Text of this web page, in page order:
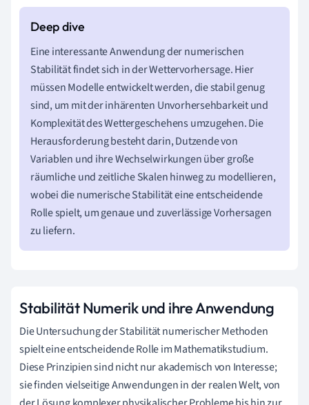
Eine interessante Anwendung der numerischen
Stabilität findet sich in der Wettervorhersage. Hier
müssen Modelle entwickelt werden, die stabil genug
sind, um mit der inhärenten Unvorhersehbarkeit und
Komplexität des Wettergeschehens umzugehen. Die
Herausforderung besteht darin, Dutzende von
Variablen und ihre Wechselwirkungen über große
räumliche und zeitliche Skalen hinweg zu modellieren,
wobei die numerische Stabilität eine entscheidende
Rolle spielt, um genaue und zuverlässige Vorhersagen
zu liefern.
Stabilität Numerik und ihre Anwendung
Die Untersuchung der Stabilität numerischer Methoden
spielt eine entscheidende Rolle im Mathematikstudium.
Diese Prinzipien sind nicht nur akademisch von Interesse;
sie finden vielseitige Anwendungen in der realen Welt, von